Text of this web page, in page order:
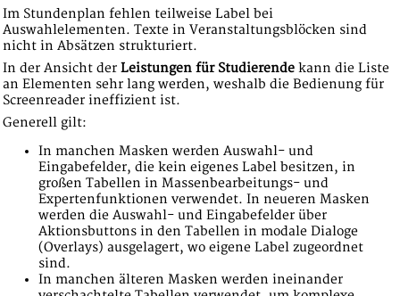
Im Stundenplan fehlen teilweise Label bei
Auswahlelementen. Texte in Veranstaltungsblöcken sind
nicht in Absätzen strukturiert.
In der Ansicht der Leistungen für Studierende kann die Liste
an Elementen sehr lang werden, weshalb die Bedienung für
Screenreader ineffizient ist.
Generell gilt:
In manchen Masken werden Auswahl- und
Eingabefelder, die kein eigenes Label besitzen, in
großen Tabellen in Massenbearbeitungs- und
Expertenfunktionen verwendet. In neueren Masken
werden die Auswahl- und Eingabefelder über
Aktionsbuttons in den Tabellen in modale Dialoge
(Overlays) ausgelagert, wo eigene Label zugeordnet
sind.
In manchen älteren Masken werden ineinander